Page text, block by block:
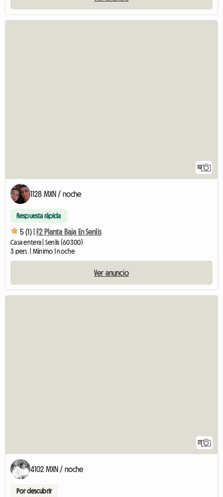
10
1128 MXN / noche
Respuesta rápida
5 (1) | F2 Planta Baja En Senlis
Casa entera | Senlis (60300)
3 pers. | Mínimo 1 noche
Ver anuncio
21
4102 MXN / noche
Por descubrir